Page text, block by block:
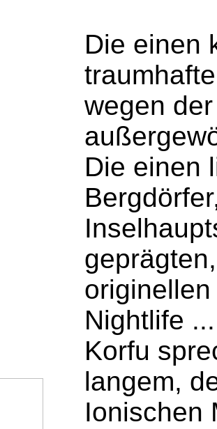
Die einen
wegen
Die einen
Nightlife
Korfu
langem,
Ionischen